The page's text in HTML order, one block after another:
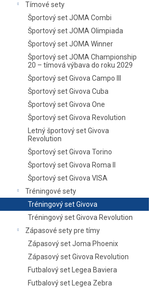
Tímové sety
Športový set JOMA Combi
Športový set JOMA Olimpiada
Športový set JOMA Winner
Športový set JOMA Championship
20 – tímová výbava do roku 2029
Športový set Givova Campo III
Športový set Givova Cuba
Športový set Givova One
Športový set Givova Revolution
Letný športový set Givova
Revolution
Športový set Givova Torino
Športový set Givova Roma II
Športový set Givova VISA
Tréningové sety
Tréningový set Givova
Tréningový set Givova Revolution
Zápasové sety pre tímy
Zápasový set Joma Phoenix
Zápasový set Givova Revolution
Futbalový set Legea Baviera
Futbalový set Legea Zebra